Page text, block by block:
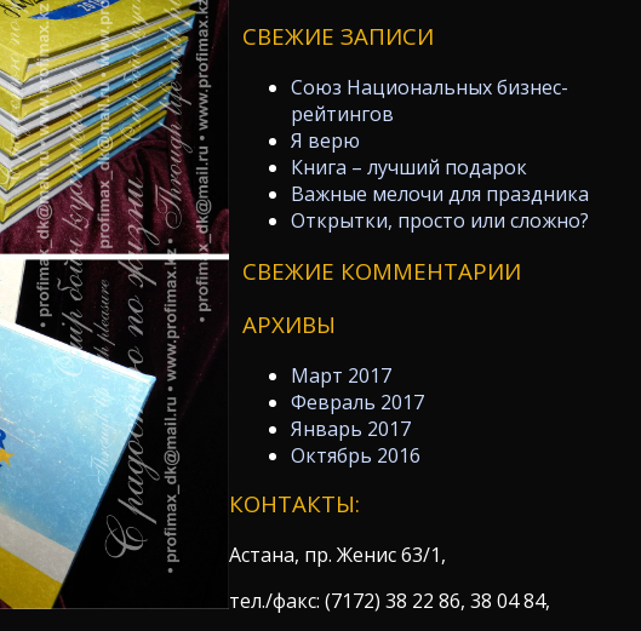
СВЕЖИЕ ЗАПИСИ
Союз Национальных бизнес-
рейтингов
Я верю
Книга – лучший подарок
Важные мелочи для праздника
Открытки, просто или сложно?
СВЕЖИЕ КОММЕНТАРИИ
АРХИВЫ
Март 2017
Февраль 2017
Январь 2017
Октябрь 2016
КОНТАКТЫ:
Астана, пр. Женис 63/1,
тел./факс: (7172) 38 22 86, 38 04 84,